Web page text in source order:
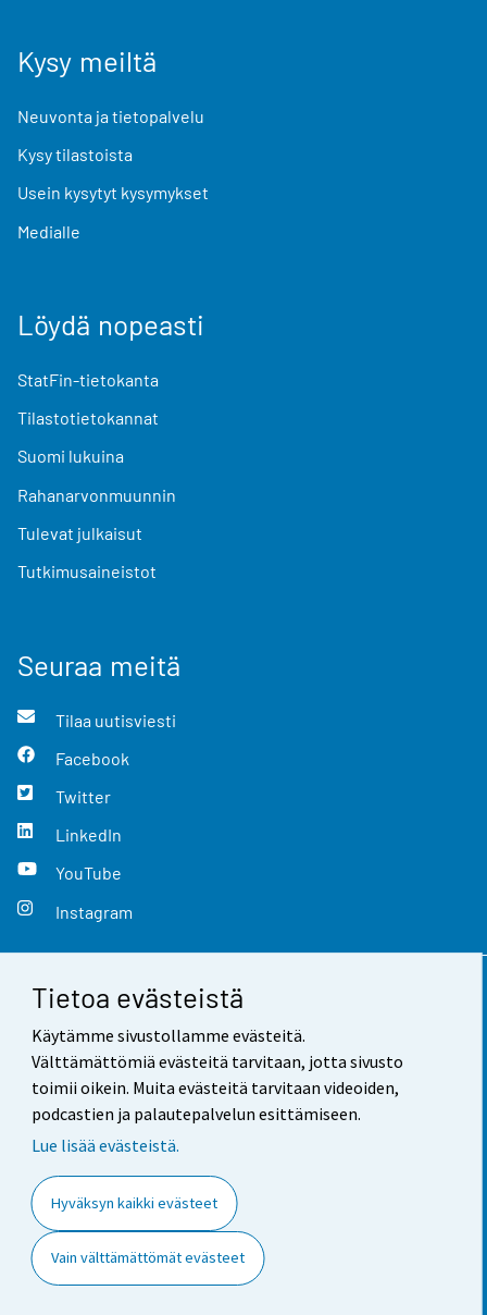
Tietoa evästeistä
Käytämme sivustollamme evästeitä.
Välttämättömiä evästeitä tarvitaan, jotta sivusto
toimii oikein. Muita evästeitä tarvitaan videoiden,
podcastien ja palautepalvelun esittämiseen.
Lue lisää evästeistä.
Hyväksyn kaikki evästeet
Vain välttämättömät evästeet
Kysy meiltä
Neuvonta ja tietopalvelu
Kysy tilastoista
Usein kysytyt kysymykset
Medialle
Löydä nopeasti
StatFin-tietokanta
Tilastotietokannat
Suomi lukuina
Rahanarvonmuunnin
Tulevat julkaisut
Tutkimusaineistot
Seuraa meitä
Tilaa uutisviesti
Facebook
Twitter
LinkedIn
YouTube
Instagram
Yhteystiedot
Palaute
Käyttöehdot
Saavutettavuus
Tietoa sivustosta
Evästeasetukset